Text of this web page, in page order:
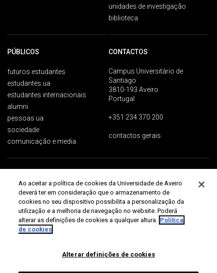
unidades de investigação
biblioteca
PÚBLICOS
futuros estudantes
estudantes ua
estudantes internacionais
alumni
pessoas ua
sociedade
comunicação e media
CONTACTOS
Campus Universitário de
Santiago
3810-193 Aveiro
Portugal
+351 234 370 200
contactos gerais
Universidade de Aveiro 2026
Ao aceitar a política de cookies da Universidade de Aveiro
deverá ter em consideração que o armazenamento de
cookies no seu dispositivo possibilita a personalização da
utilização e a melhoria de navegação no website. Poderá
alterar as definições de cookies a qualquer altura. Política
de cookies
Alterar definições de cookies